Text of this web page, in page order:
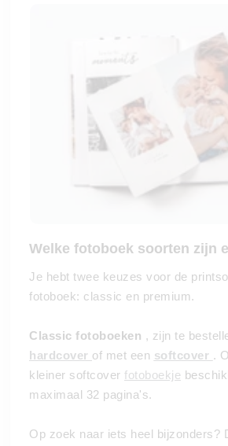
Welke fotoboek soorten zijn
Je hebt twee keuzes voor de
fotoboek: classic en premium.
Classic fotoboeken , zijn te
hardcover of met een softcover .
kleiner softcover fotoboekje
maximaal 32 pagina's.
Op zoek naar iets heel bijzonders?